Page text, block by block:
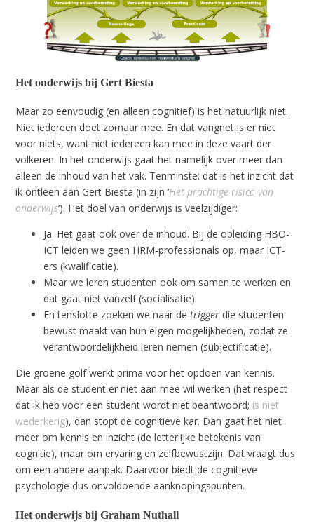
Het onderwijs bij Gert Biesta
Maar zo eenvoudig (en alleen cognitief) is het natuurlijk niet.
Niet iedereen doet zomaar mee. En dat vangnet is er niet
voor niets, want niet iedereen kan mee in deze vaart der
volkeren. In het onderwijs gaat het namelijk over meer dan
alleen de inhoud van het vak. Tenminste: dat is het inzicht dat
ik ontleen aan Gert Biesta (in zijn ‘Het prachtige risico van
onderwijs‘). Het doel van onderwijs is veelzijdiger:
Ja. Het gaat ook over de inhoud. Bij de opleiding HBO-
ICT leiden we geen HRM-professionals op, maar ICT-
ers (kwalificatie).
Maar we leren studenten ook om samen te werken en
dat gaat niet vanzelf (socialisatie).
En tenslotte zoeken we naar de triggerdie studenten
bewust maakt van hun eigen mogelijkheden, zodat ze
verantwoordelijkheid leren nemen (subjectificatie).
Die groene golf werkt prima voor het opdoen van kennis.
Maar als de student er niet aan mee wil werken (het respect
dat ik heb voor een student wordt niet beantwoord; is niet
wederkerig), dan stopt de cognitieve kar. Dan gaat het niet
meer om kennis en inzicht (de letterlijke betekenis van
cognitie), maar om ervaring en zelfbewustzijn. Dat vraagt dus
om een andere aanpak. Daarvoor biedt de cognitieve
psychologie dus onvoldoende aanknopingspunten.
Het onderwijs bij Graham Nuthall